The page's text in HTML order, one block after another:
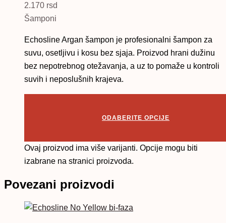
2.170 rsd
Šamponi
Echosline Argan šampon je profesionalni šampon za
suvu, osetljivu i kosu bez sjaja. Proizvod hrani dužinu
bez nepotrebnog otežavanja, a uz to pomaže u kontroli
suvih i neposlušnih krajeva.
ODABERITE OPCIJE
Ovaj proizvod ima više varijanti. Opcije mogu biti
izabrane na stranici proizvoda.
Povezani proizvodi